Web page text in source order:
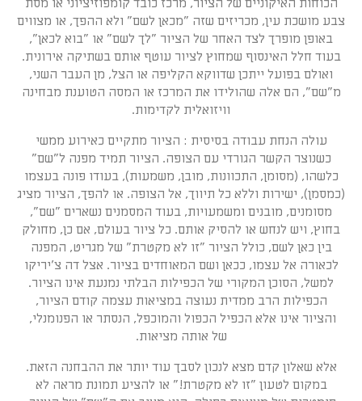
צבע מושכת עין, מכריזים שזה "מכאן לשם" ולא ההפך, או מצווים
באופן מופרך לצד האחר של הציור "לך לשם" או "בוא לכאן",
בעוד חלל האינסוף שמחוץ לציור עוטף אותם בשתיקה אירונית.
ואולם בפועל ייתכן שדווקא הקליפה או הצל, מן העבר השני,
מ"שם", הם אלה שהולידו את המרכז או המסה הטוענת מבחינה
וויזואלית לקדימות.
עולה הנחת עבודה בסיסית : הציור מתקיים כאירוע ממשי
כשנוצר הקשר הגורדי עם הצופה. הציור תמיד מפנה ל"שם"
כלשהו, (מסומן, התכוונות, מובן, משמעות), בעודו פונה בעצמו
(כמסמן), ישירות וללא כל תיווך, אל הצופה. או להפך, הציור מציג
מסומנים, מובנים ומשמעויות, בעוד המסמנים נשארים "שם",
בחוץ, ויש לנחש או להסיק אותם. כל ציור בעולם, אם כן, מחולק
בין כאן לשם, כולל הציור "זו לא מקטרת" של מגריט, המפנה
לכאורה אל עצמו, ככאן ושם המאוחדים בציור. אצל דה צ'יריקו
למשל, הסוכן המקורי של הכפילות הבלתי נמנעת אינו הציור.
הכפילות הרב ממדית נעוצה במציאות עצמה קודם הציור,
והציור אינו אלא הכפיל הכפול והמוכפל, הנסתר או הפנומנלי,
של אותה מציאות.
אלא שאלון קדם מצא לנכון לסבך עוד יותר את ההבחנה הזאת.
במקום לטעון "זו לא מקטרת!" או להציע תמונת מראה לא